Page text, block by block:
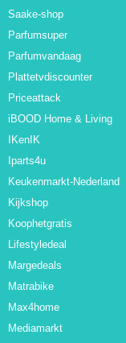
Saake-shop
Parfumsuper
Parfumvandaag
Plattetvdiscounter
Priceattack
iBOOD Home & Living
IKenIK
Iparts4u
Keukenmarkt-Nederland
Kijkshop
Koophetgratis
Lifestyledeal
Margedeals
Matrabike
Max4home
Mediamarkt